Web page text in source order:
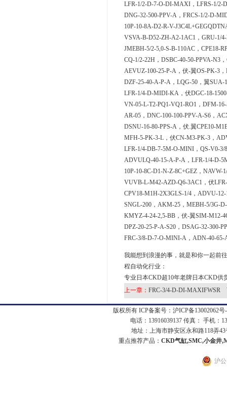
LFR-1/2-D-7-O-DI-MAXI，LFRS-1/2-
DNG-32-500-PPV-A，FRCS-1/2-D-
10P-10-8A-D2-R-V-
VSVA-B-D52-ZH-A2-1AC1，GRU-1/
JMEBH-5/2-5,0-S-B-110AC，CPE18-
CQ-1/2-22H，DSBC-40-50-PPVA-N3
AEVUZ-100-25-P-A，伏-翼OS-PK-3
DZF-25-40-A-P-A，LQG-50，翼SUA-
LFR-1/4-D-MIDI-KA，伏DGC-18-
VN-05-L-T2-PQ1-VQ1-RO1，DFM-
AR-05，DNC-100-100-PPV-A-S6，
DSNU-16-80-PPS-A，伏.翼CPE10-
MFH-5-PK-3-L，伏CN-M3-PK-3，
LFR-1/4-DB-7-5M-O-MINI，QS-V0-3/
ADVULQ-40-15-A-P-A，LFR-1/4-D-
10P-10-8C-D1-N-Z-8C+GEZ，NAVW-
VUVB-L-M42-AZD-Q6-3AC1，伏
CPV18-M1H-2X3GLS-1/4，ADVU-
SNGL-200，AKM-25，MEBH-5/3G-
KMYZ-4-24-2,5-BB，伏-翼SIM-M12-
DPZ-20-25-P-A-S20，DSAG-32-300-
FRC-3/8-D-7-O-MINI-A，ADN-40-
我能想到浪漫的事，就是和你一起前
程自动化行业：
专业日本CKD超10年老牌日本CKD供
上一章： FRC-3/4-D-DI-MAXIFWSR
版权所有 ICP备案号： 沪ICP备13002062号
电话：13916039137 传真： 手机：
地址：上海市静安区永和路118弄43
重点推荐产品： CKD气缸,SMC,小金井
沪公